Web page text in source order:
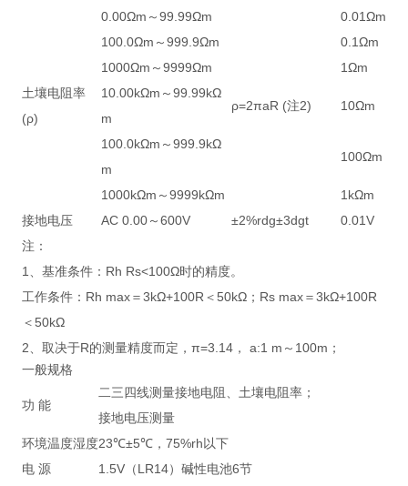
土壤电阻率
(ρ)
0.00Ωm～99.99Ωm
ρ=2πaR (注2)
0.01Ωm
100.0Ωm～999.9Ωm
0.1Ωm
1000Ωm～9999Ωm
1Ωm
10.00kΩm～99.99kΩ
m
10Ωm
100.0kΩm～999.9kΩ
m
100Ωm
1000kΩm～9999kΩm
1kΩm
接地电压
AC 0.00～600V ±2%rdg±3dgt
0.01V
注：
1、基准条件：Rh Rs<100Ω时的精度。
工作条件：Rh max＝3kΩ+100R＜50kΩ；Rs max＝3kΩ+100R
＜50kΩ
2、取决于R的测量精度而定，π=3.14， a:1 m～100m；
一般规格
功 能
二三四线测量接地电阻、土壤电阻率；
接地电压测量
环境温度湿度23℃±5℃，75%rh以下
电 源
1.5V（LR14）碱性电池6节